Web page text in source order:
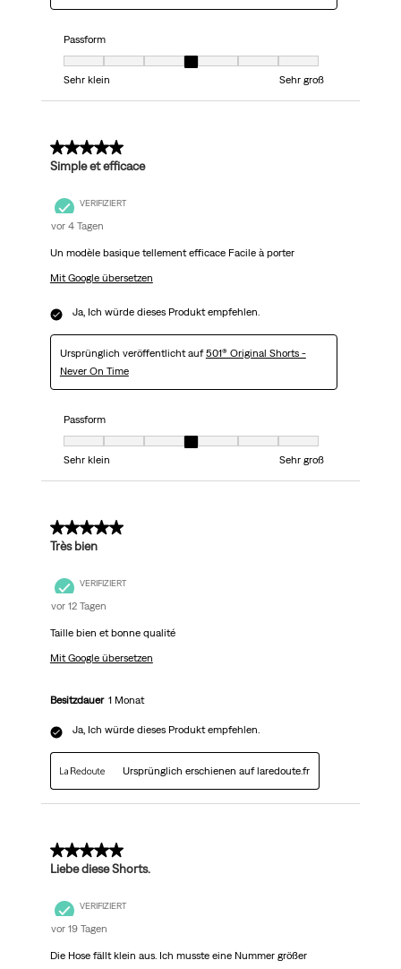
Passform
Passform, 4 von 7, wobei 1 gleich Sehr klein ist und 7 gleich Sehr groß
Sehr klein
Sehr groß
5 von 5 Sternen.
Simple et efficace
VERIFIZIERT
vor 4 Tagen
Un modèle basique tellement efficace Facile à porter
Mit Google übersetzen
Ja, Ich würde dieses Produkt empfehlen.
Ursprünglich veröffentlicht auf501® Original Shorts -
Never On Time
Passform
Passform, 4 von 7, wobei 1 gleich Sehr klein ist und 7 gleich Sehr groß
Sehr klein
Sehr groß
5 von 5 Sternen.
Très bien
VERIFIZIERT
vor 12 Tagen
Taille bien et bonne qualité
Mit Google übersetzen
Besitzdauer 1 Monat
Ja, Ich würde dieses Produkt empfehlen.
Ursprünglich erschienen auf laredoute.fr
5 von 5 Sternen.
Liebe diese Shorts.
VERIFIZIERT
vor 19 Tagen
Die Hose fällt klein aus. Ich musste eine Nummer größer